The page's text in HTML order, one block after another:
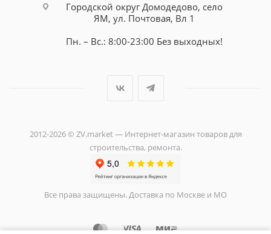
Городской округ Домодедово, село
ЯМ, ул. Почтовая, Вл 1
Пн. – Вс.: 8:00-23:00 Без выходных!
2012-2026 © ZV.market — Интернет-магазин товаров для
строительства, ремонта.
Все права защищены. Доставка по Москве и МО